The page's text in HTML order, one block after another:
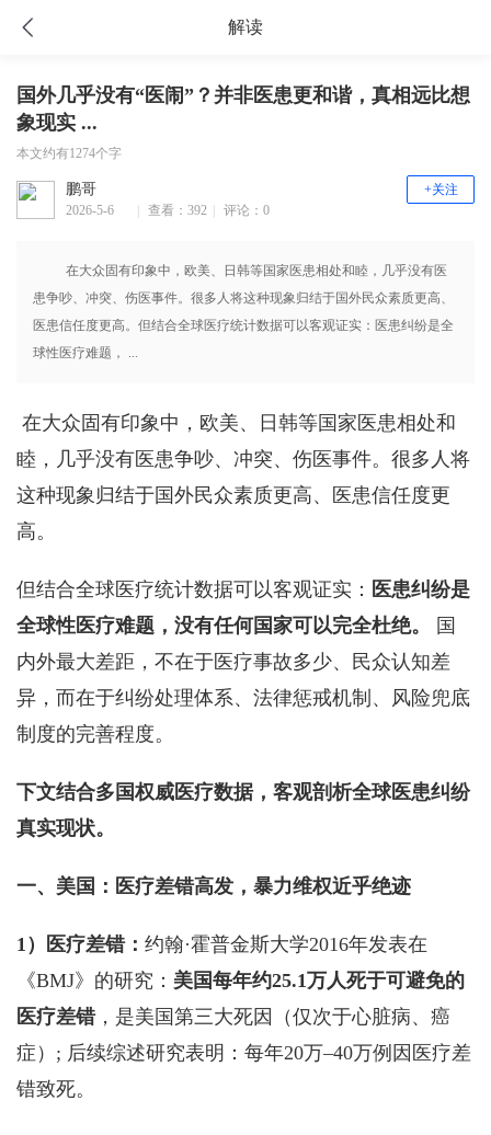
解读
国外几乎没有“医闹”？并非医患更和谐，真相远比想
象现实 ...
本文约有1274个字
鹏哥
2026-5-6
查看：392 评论：0
+关注
在大众固有印象中，欧美、日韩等国家医患相处和睦，几乎没有医
患争吵、冲突、伤医事件。很多人将这种现象归结于国外民众素质更高、
医患信任度更高。但结合全球医疗统计数据可以客观证实：医患纠纷是全
球性医疗难题， ...
在大众固有印象中，欧美、日韩等国家医患相处和
睦，几乎没有医患争吵、冲突、伤医事件。很多人将
这种现象归结于国外民众素质更高、医患信任度更
高。
但结合全球医疗统计数据可以客观证实： 医患纠纷是
全球性医疗难题，没有任何国家可以完全杜绝。
国
内外最大差距，不在于医疗事故多少、民众认知差
异，而在于纠纷处理体系、法律惩戒机制、风险兜底
制度的完善程度。
下文结合多国权威医疗数据，客观剖析全球医患纠纷
真实现状。
一、美国：医疗差错高发，暴力维权近乎绝迹
1）医疗差错： 约翰·霍普金斯大学2016年发表在
《BMJ》的研究： 美国每年约25.1万人死于可避免的
医疗差错，是美国第三大死因（仅次于心脏病、癌
症）; 后续综述研究表明：每年20万–40万例因医疗差
错致死。